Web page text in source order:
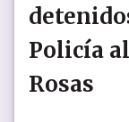
Policía
Rosas